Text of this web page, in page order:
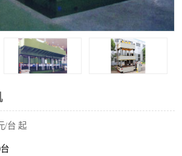
/台 起